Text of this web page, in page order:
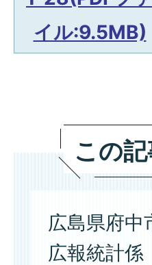
イル:9.5MB)
この
広島県府
広報統計係